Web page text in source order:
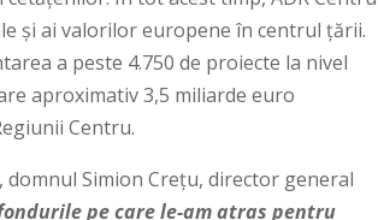
și ai valorilor europene în centrul țării.
a peste 4.750 de proiecte la nivel
aproximativ 3,5 miliarde euro
Centru.
Simion Crețu, director general
pe care le-am atras pentru